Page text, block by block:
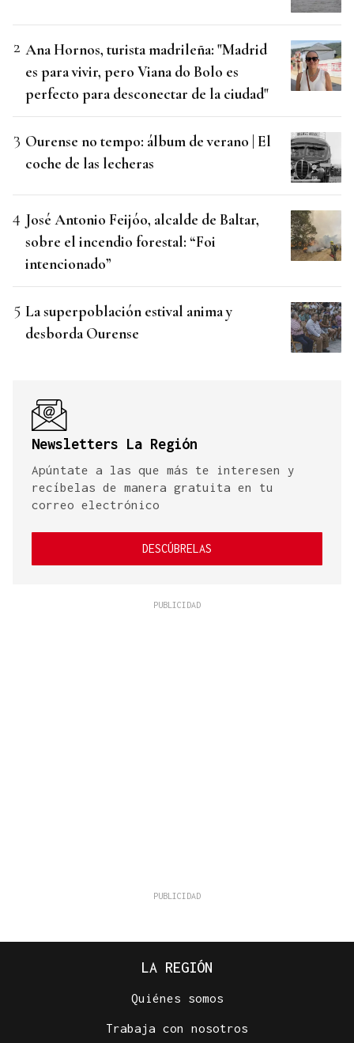
Ana Hornos, turista madrileña: "Madrid
es para vivir, pero Viana do Bolo es
perfecto para desconectar de la ciudad"
Ourense no tempo: álbum de verano | El
coche de las lecheras
José Antonio Feijóo, alcalde de Baltar,
sobre el incendio forestal: “Foi
intencionado”
La superpoblación estival anima y
desborda Ourense
Newsletters La Región
Apúntate a las que más te interesen y
recíbelas de manera gratuita en tu
correo electrónico
DESCÚBRELAS
LA REGIÓN
Quiénes somos
Trabaja con nosotros